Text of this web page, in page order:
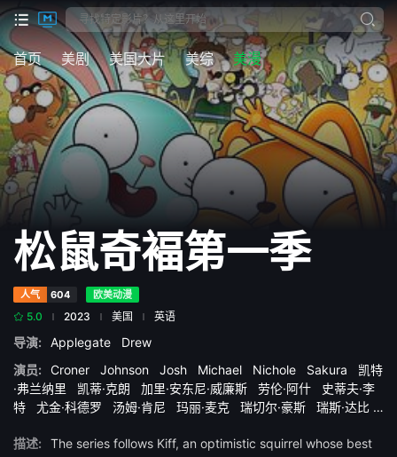
首页 美剧 美国大片 美综 美漫
松鼠奇褔第一季
人气 604 欧美动漫
5.0 2023 美国 英语
导演: Applegate Drew
演员:
Croner Johnson Josh Michael Nichole Sakura
凯特
·弗兰纳里
凯蒂·克朗 加里·安东尼·威廉斯 劳伦·阿什
史蒂夫·李
特
尤金·科德罗 汤姆·肯尼 玛丽·麦克 瑞切尔·豪斯
瑞斯·达比
特 贵美子·格伦 迪迪·马格诺
描述:
The series follows Kiff, an optimistic squirrel whose best